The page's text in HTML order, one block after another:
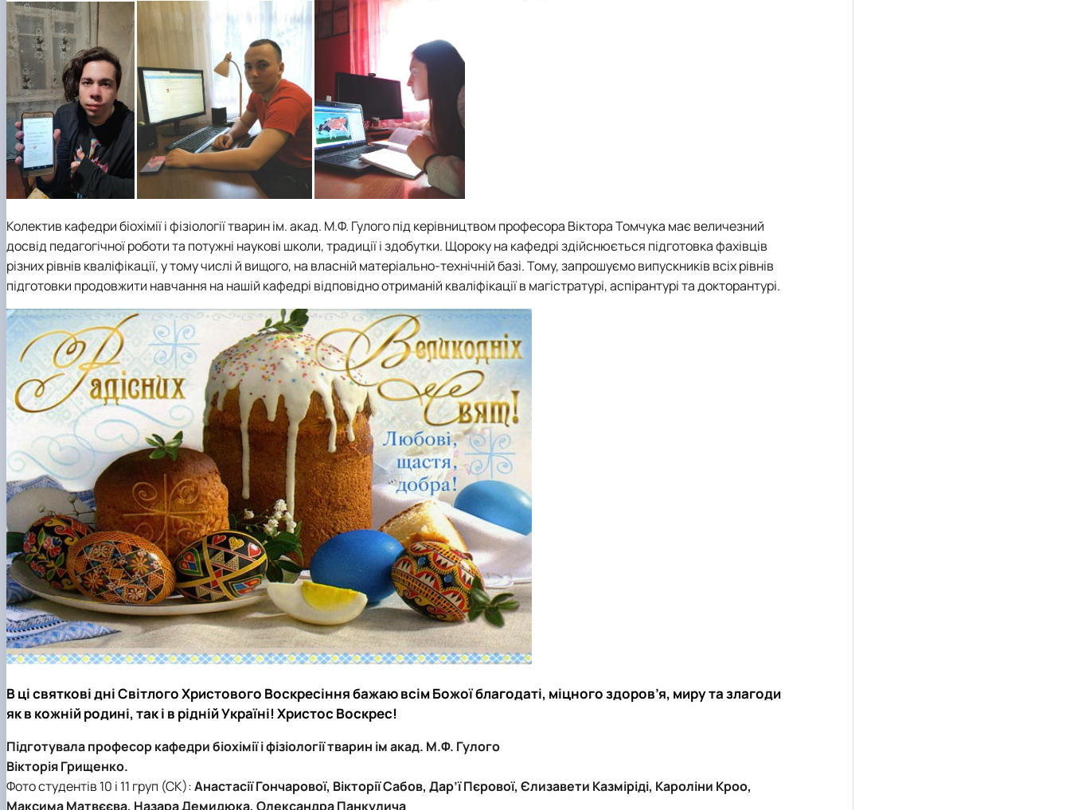
Колектив кафедри біохімії і фізіології тварин ім. акад. М.Ф. Гулого під керівництвом професора Віктора Томчука має величезний
досвід педагогічної роботи та потужні наукові школи, традиції і здобутки. Щороку на кафедрі здійснюється підготовка фахівців
різних рівнів кваліфікації, у тому числі й вищого, на власній матеріально-технічній базі. Тому, запрошуємо випускників всіх рівнів
підготовки продовжити навчання на нашій кафедрі відповідно отриманій кваліфікації в магістратурі, аспірантурі та докторантурі.
В ці святкові дні Світлого Христового Воскресіння бажаю всім Божої благодаті, міцного здоров’я, миру та злагоди
як в кожній родині, так і в рідній Україні! Христос Воскрес!
Підготувала професор кафедри біохімії і фізіології тварин ім акад. М.Ф. Гулого
Вікторія Грищенко.
Фото студентів 10 і 11 груп (СК):Анастасії Гончарової, Вікторії Сабов, Дар’ї Пєрової, Єлизавети Казміріді, Кароліни Кроо,
Максима Матвєєва, Назара Демидюка, Олександра Панкулича